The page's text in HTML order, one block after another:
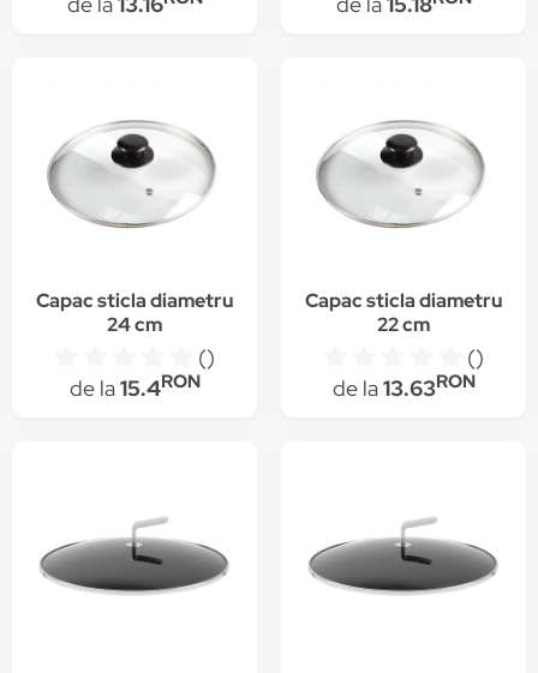
Capac sticla diametru
24 cm
()
de la15.4RON
Capac sticla diametru
22 cm
()
de la13.63RON